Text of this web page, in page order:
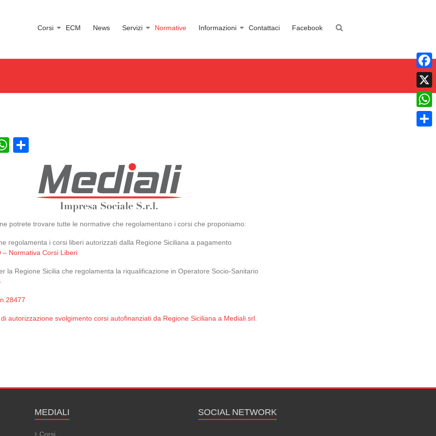
Corsi ECM News Servizi Normative Informazioni Contattaci Facebook
WhatsApp
potrete trovare tutte le normative che regolamentano i corsi che proponiamo:
regolamenta i corsi liberi autorizzati dalla Regione Siciliana a pagamento
– Normativa Corsi Liberi
la Regione Sicilia che regolamenta la riqualificazione in Operatore Socio-Sanitario
autorizzazione svolgimento corsi autofinanziati da Regione Siciliana a Mediali srl.
MEDIALI
Corsi
SOCIAL NETWORK
X